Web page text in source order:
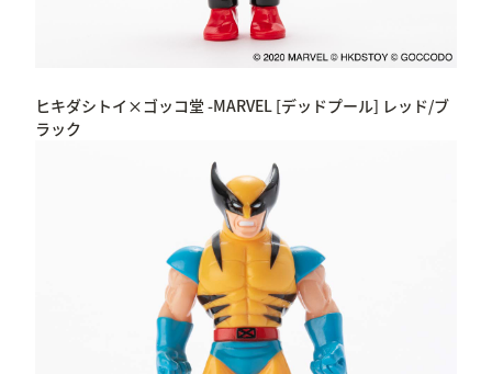
ヒキダシトイ×ゴッコ堂 -MARVEL [デッドプール] レッド/ブ
ラック